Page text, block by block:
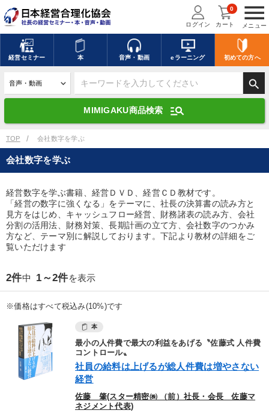
menu
メニュー
ログイン カート
0
経営セミナー 本 音声・動画 eラーニング 初めての方へ
search
MIMIGAKU商品検索 manage_search
キーワードを入力して探す
デジタル版対応のみ検索結果に表示する
全国経営者セミナー講演収録物（全1315タイトル）からお探しいただけ
ます
カテゴリー
優秀各社の智恵と戦略
若手異才経営者の発想 専門家のアドバイス
リーダーの器量を学ぶ
テーマ
【4月】音声・映像
TOP 会社数字を学ぶ
会社数字を学ぶ
経営数字を学ぶ書籍、経営ＤＶＤ、経営ＣＤ教材です。
「経営の数字に強くなる」をテーマに、社長の決算書の読み方と
見方をはじめ、キャッシュフロー経営、財務諸表の読み方、会社
分割の活用法、財務対策、長期計画の立て方、会社数字のつかみ
方など、テーマ別に解説しております。下記より教材の詳細をご
覧いただけます
2件中 1～2件を表示
※価格はすべて税込み(10%)です
本
最小の人件費で最大の利益をあげる〝佐藤式 人件費
コントロール〟
社員の給料は上げるが総人件費は増やさない
経営
佐藤 肇(スター精密㈱ （前）社長・会長 佐藤マ
ネジメント代表)